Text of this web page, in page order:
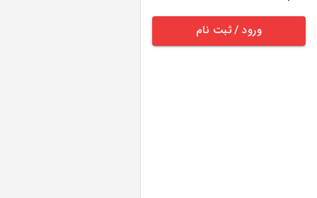
ورود / ثبت نام